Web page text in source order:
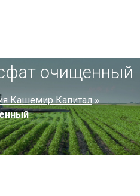
очищенный
Кашемир Капитал »